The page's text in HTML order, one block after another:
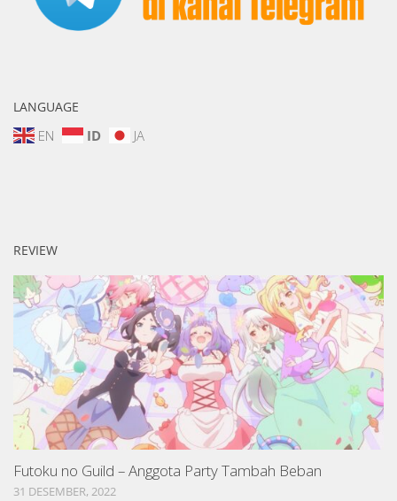
LANGUAGE
EN ID JA
REVIEW
Futoku no Guild – Anggota Party Tambah Beban
31 DESEMBER, 2022